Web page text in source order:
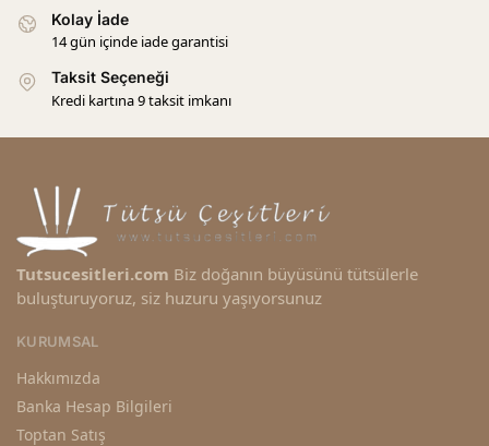
Kolay İade
14 gün içinde iade garantisi
Taksit Seçeneği
Kredi kartına 9 taksit imkanı
Tutsucesitleri.com Biz doğanın büyüsünü tütsülerle
buluşturuyoruz, siz huzuru yaşıyorsunuz
KURUMSAL
Hakkımızda
Banka Hesap Bilgileri
Toptan Satış